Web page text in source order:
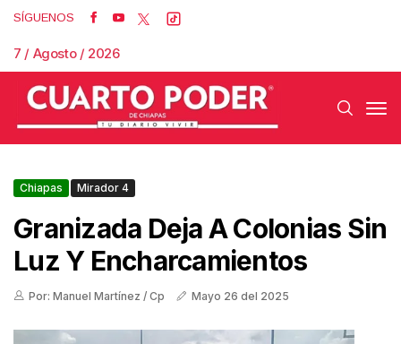
SÍGUENOS
7 / Agosto / 2026
Chiapas Mirador 4
Granizada Deja A Colonias Sin
Luz Y Encharcamientos
Por: Manuel Martínez / Cp Mayo 26 del 2025